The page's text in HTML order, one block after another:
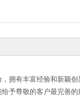
拥有丰富经验和新颖
予尊敬的客户最完善的